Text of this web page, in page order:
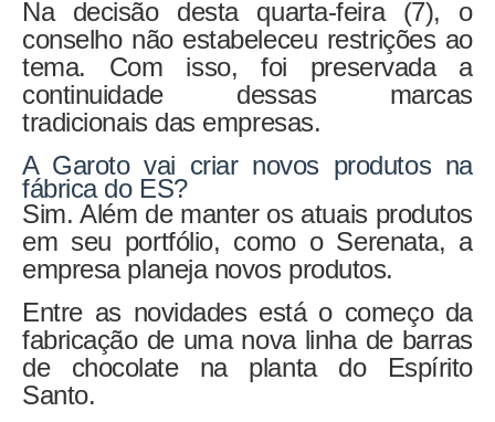
Na decisão desta quarta-feira (7), o
conselho não estabeleceu restrições ao
tema. Com isso, foi preservada a
continuidade dessas marcas
tradicionais das empresas.
A Garoto vai criar novos produtos na
fábrica do ES?
Sim. Além de manter os atuais produtos
em seu portfólio, como o Serenata, a
empresa planeja novos produtos.
Entre as novidades está o começo da
fabricação de uma nova linha de barras
de chocolate na planta do Espírito
Santo.